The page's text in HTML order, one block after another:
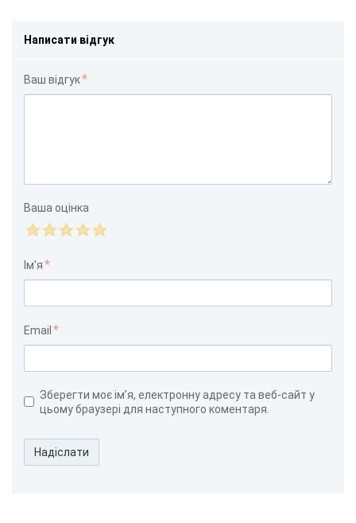
Написати відгук
Ваш відгук
Ваша оцінка
Ім'я
Email
Зберегти моє ім’я, електронну адресу та веб-сайт у
цьому браузері для наступного коментаря.
Надіслати